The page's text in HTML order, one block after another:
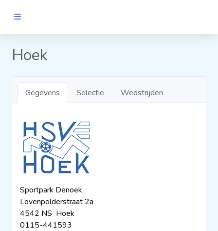
Wedstrijden
Statistieken
Voetbalpiramide
Links
VROUWEN
Hoek
Gegevens Selectie Wedstrijden
Sportpark Denoek
Lovenpolderstraat 2a
4542 NS Hoek
0115-441593